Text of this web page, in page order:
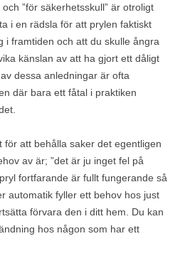
”för säkerhetsskull” är otroligt
i en rädsla för att prylen faktiskt
i framtiden och att du skulle ångra
känslan av att ha gjort ett dåligt
dessa anledningar är ofta
där bara ett fåtal i praktiken
för att behålla saker det egentligen
av är; ”det är ju inget fel på
fortfarande är fullt fungerande så
automatik fyller ett behov hos just
förvara den i ditt hem. Du kan
hos någon som har ett